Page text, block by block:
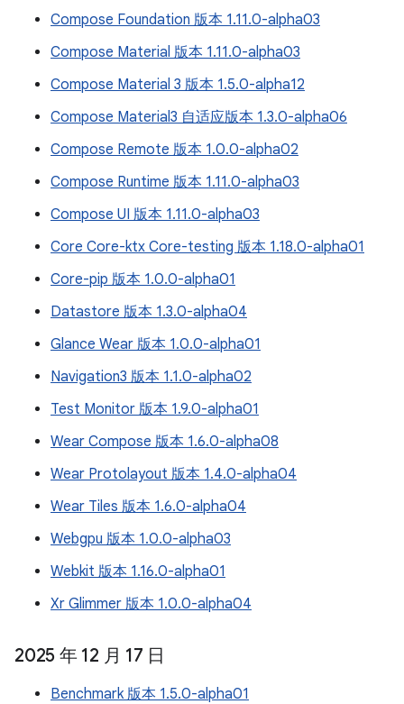
Compose Foundation 版本 1.11.0-alpha03
Compose Material 版本 1.11.0-alpha03
Compose Material 3 版本 1.5.0-alpha12
Compose Material3 自适应版本 1.3.0-alpha06
Compose Remote 版本 1.0.0-alpha02
Compose Runtime 版本 1.11.0-alpha03
Compose UI 版本 1.11.0-alpha03
Core Core-ktx Core-testing 版本 1.18.0-alpha01
Core-pip 版本 1.0.0-alpha01
Datastore 版本 1.3.0-alpha04
Glance Wear 版本 1.0.0-alpha01
Navigation3 版本 1.1.0-alpha02
Test Monitor 版本 1.9.0-alpha01
Wear Compose 版本 1.6.0-alpha08
Wear Protolayout 版本 1.4.0-alpha04
Wear Tiles 版本 1.6.0-alpha04
Webgpu 版本 1.0.0-alpha03
Webkit 版本 1.16.0-alpha01
Xr Glimmer 版本 1.0.0-alpha04
2025 年 12 月 17 日
Benchmark 版本 1.5.0-alpha01